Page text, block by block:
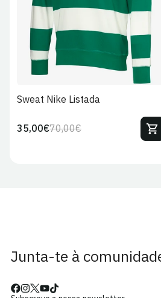
Sweat Nike Listada
Preço
70,00€Preço
35,00€
Junta-te à